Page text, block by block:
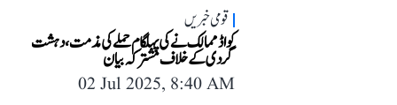
قومی خبریں
کواڈ ممالک نے کی پہلگام حملے کی مذمت، دہشت
گردی کے خلاف مشترکہ بیان
02 Jul 2025, 8:40 AM